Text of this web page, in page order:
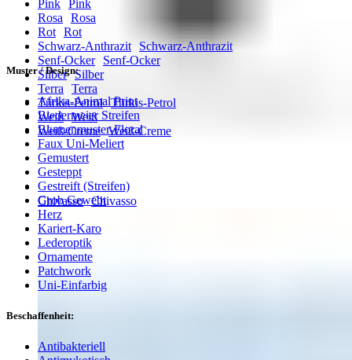
Chivasso Chivasso
Pink Pink
Rosa
Rosa
Rot Rot
Schwarz-Anthrazit
Schwarz-Anthrazit
Senf-Ocker
Senf-Ocker
Silber Silber
Terra
Terra
Türkis-Petrol Türkis-Petrol
Weiß Weiß
Weiß-Creme Weiß-Creme
Muster / Design:
Afrika-Animal Print
Biedermeier Streifen
Blumenmuster-Floral
Faux Uni-Meliert
Gemustert
Gesteppt
Gestreift (Streifen)
Grob Gewebt
Herz
Kariert-Karo
Lederoptik
Ornamente
Patchwork
Uni-Einfarbig
Beschaffenheit:
Antibakteriell